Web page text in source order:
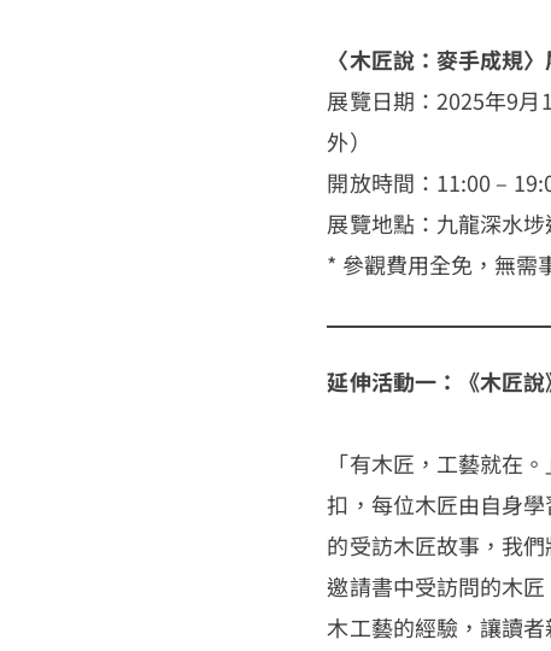
〈木匠說：麥手成規
展覽日期：2025年9
外）
開放時間：11:00 –
展覽地點：九龍深水
* 參觀費用全免，無需
延伸活動一：《木匠
「有木匠，工藝就在
扣，每位木匠由自身
的受訪木匠故事，我
邀請書中受訪問的木
木工藝的經驗，讓讀